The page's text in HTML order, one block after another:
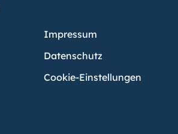
Impressum
Datenschutz
Cookie-Einstellungen